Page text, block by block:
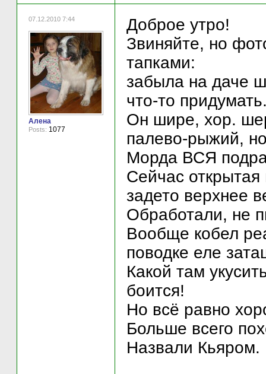
07.12.2010 7:44
Алена
Posts: 1077
Доброе утро!
Звиняйте, но
тапками:
забыла на даче
что-то
Он шире, хор.
палево-рыжий,
Морда ВСЯ
Сейчас открытая
задето верхнее
Обработали, не
Вообще кобел
поводке еле
Какой там
боится!
Но всё равно
Больше всего
Назвали Кьяром.